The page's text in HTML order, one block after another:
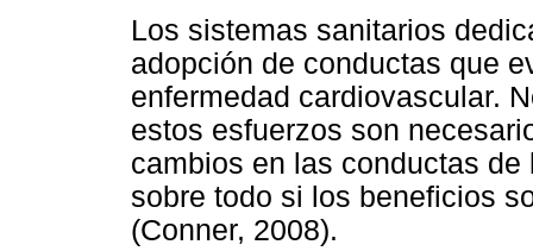
Los sistemas sanitarios
adopción de conductas que
enfermedad cardiovascular.
estos esfuerzos son
cambios en las conductas
sobre todo si los beneficios
(Conner, 2008).